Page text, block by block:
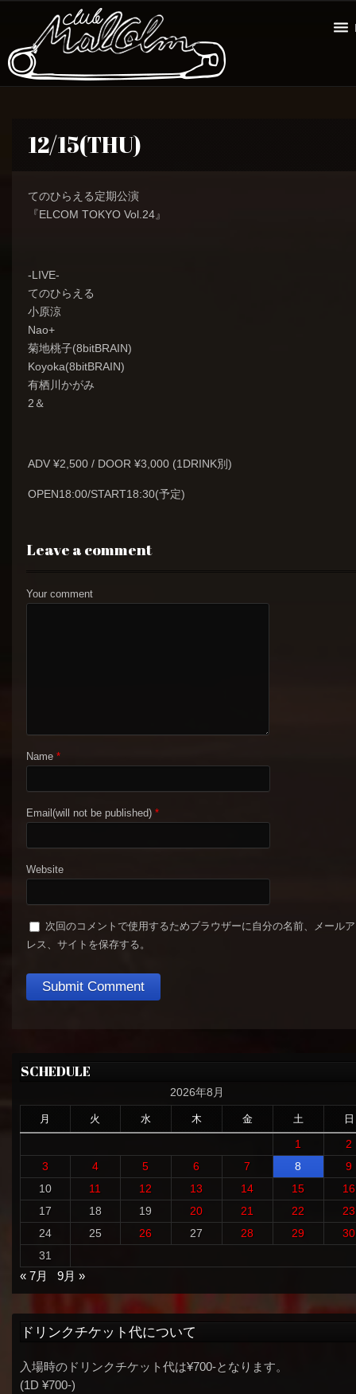
12/15(THU)
てのひらえる定期公演
『ELCOM TOKYO Vol.24』
-LIVE-
てのひらえる
小原涼
Nao+
菊地桃子(8bitBRAIN)
Koyoka(8bitBRAIN)
有栖川かがみ
2＆
ADV ¥2,500 / DOOR ¥3,000 (1DRINK別)
OPEN18:00/START18:30(予定)
Leave a comment
Your comment
Name *
Email(will not be published) *
Website
次回のコメントで使用するためブラウザーに自分の名前、メール
レス、サイトを保存する。
SCHEDULE
2026年8月
月 火 水 木 金 土 日
1
2
3
4 5 6 7 8
9
10
11 12 13 14 15
16
17
18 19 20 21 22
23
24
25 26 27 28 29
30
31
« 7月
9月 »
ドリンクチケット代について
入場時のドリンクチケット代は¥700-となります。
(1D ¥700-)